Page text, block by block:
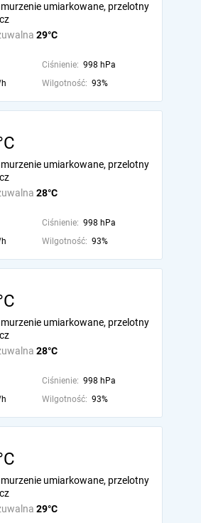
29°C
umiarkowane, przelotny
Ciśnienie: 998 hPa
Wilgotność: 93%
28°C
umiarkowane, przelotny
Ciśnienie: 998 hPa
Wilgotność: 93%
28°C
umiarkowane, przelotny
Ciśnienie: 998 hPa
Wilgotność: 93%
29°C
umiarkowane, przelotny